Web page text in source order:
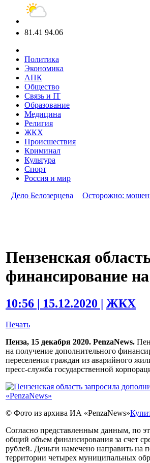
81.41 94.06
Политика
Экономика
АПК
Общество
Связь и IT
Образование
Медицина
Религия
ЖКХ
Происшествия
Криминал
Культура
Спорт
Россия и мир
Дело Белозерцева
Осторожно:
Пензенская
финансирование
10:56 | 15.12.2020 | ЖКХ
Печать
Пенза, 15 декабря 2020. PenzaNews.
на получение дополнительного
переселения граждан из аварийного
пресс-служба государственной
© Фото из архива ИА «PenzaNews»
Согласно представленным данным, по
общий объем финансирования за счет
рублей. Деньги намечено направить на
территории четырех муниципальных